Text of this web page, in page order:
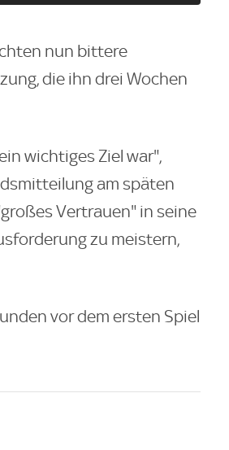
nun bittere
die ihn drei Wochen
wichtiges Ziel war",
am späten
Vertrauen" in seine
zu meistern,
vor dem ersten Spiel